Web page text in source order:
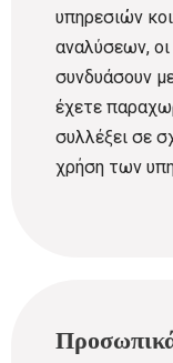
υπηρεσιών
αναλύσεων,
συνδυάσουν
έχετε
συλλέξει σε
χρήση των